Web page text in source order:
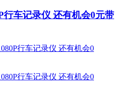
行车记录仪 还有机会0元带